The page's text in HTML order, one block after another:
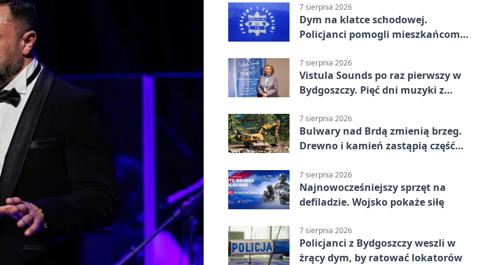
7 sierpnia 2026
Dym na klatce schodowej.
Policjanci pomogli mieszkańcom
7 sierpnia 2026
Vistula Sounds po raz pierwszy w
Bydgoszczy. Pięć dni muzyki z
7 sierpnia 2026
Bulwary nad Brdą zmienią brzeg.
Drewno i kamień zastąpią część
7 sierpnia 2026
Najnowocześniejszy sprzęt na
defiladzie. Wojsko pokaże siłę
7 sierpnia 2026
Policjanci z Bydgoszczy weszli w
żrący dym, by ratować lokatorów